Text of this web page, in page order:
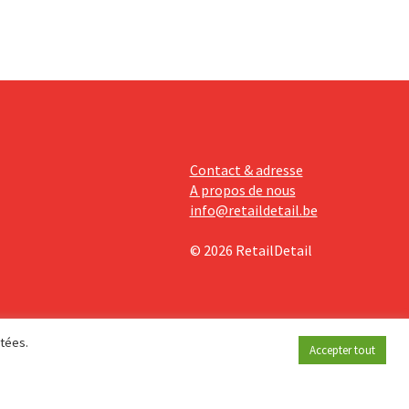
Contact & adresse
A propos de nous
info@retaildetail.be
© 2026 RetailDetail
Accepter tout